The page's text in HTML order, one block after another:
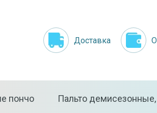
Доставка
пончо Пальто